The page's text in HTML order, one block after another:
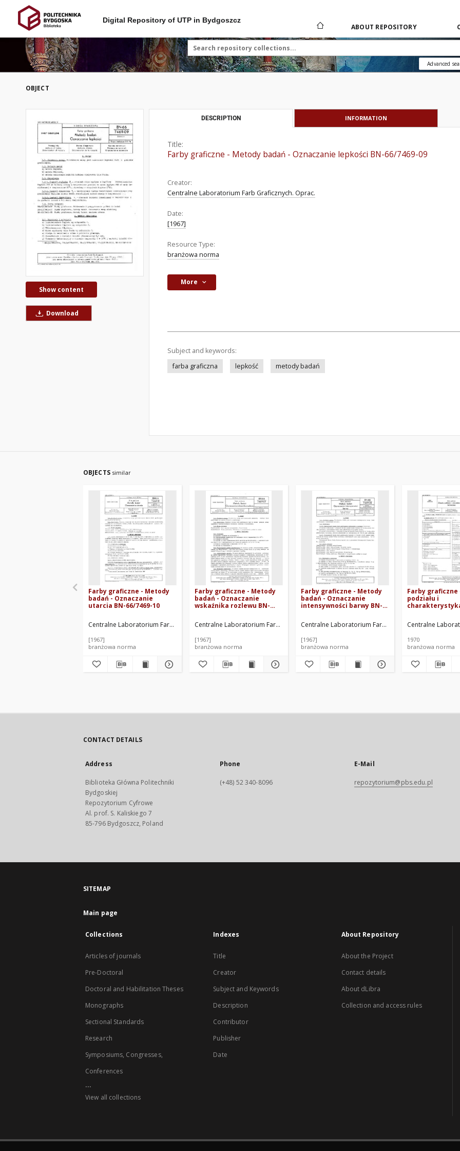
Digital Repository of UTP in Bydgoszcz
ABOUT REPOSITORY
Advanced
OBJECT
Show content
Download
DESCRIPTION INFORMATION
Title:
Farby graficzne - Metody badań - Oznaczanie lepkości BN-66/7469-09
Creator:
Centralne Laboratorium Farb Graficznych. Oprac.
Date:
[1967]
Resource Type:
branżowa norma
More
Subject and keywords:
farba graficzna
lepkość metody badań
OBJECTS similar
Farby graficzne - Metody
badań - Oznaczanie
utarcia BN-66/7469-10
Centralne Laboratorium Farb Graficznych. Oprac.
[1967]
branżowa norma
Farby graficzne - Metody
badań - Oznaczanie
wskaźnika rozlewu BN-
Centralne Laboratorium Farb Graficznych. Oprac.
[1967]
branżowa norma
Farby graficzne - Metody
badań - Oznaczanie
intensywności barwy BN-
Centralne Laboratorium Farb Graficznych. Oprac.
[1967]
branżowa norma
Farby graficzne
podziału i
Centralne
1970
branżowa norma
CONTACT DETAILS
Address
Biblioteka Główna Politechniki
Bydgoskiej
Repozytorium Cyfrowe
Al. prof. S. Kaliskiego 7
85-796 Bydgoszcz, Poland
Phone
(+48) 52 340-8096
E-Mail
repozytorium@pbs.edu.pl
SITEMAP
Main page
Collections
Articles of journals
Pre-Doctoral
Doctoral and Habilitation Theses
Monographs
Sectional Standards
Research
Symposiums, Congresses,
Conferences
...
View all collections
Indexes
Title
Creator
Subject and Keywords
Description
Contributor
Publisher
Date
About Repository
About the Project
Contact details
About dLibra
Collection and access rules